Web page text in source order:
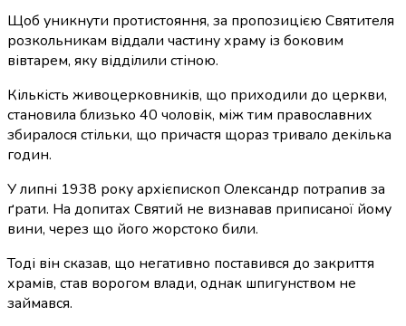
Щоб уникнути протистояння, за пропозицією Святителя
розкольникам віддали частину храму із боковим
вівтарем, яку відділили стіною.
Кількість живоцерковників, що приходили до церкви,
становила близько 40 чоловік, між тим православних
збиралося стільки, що причастя щораз тривало декілька
годин.
У липні 1938 року архієпископ Олександр потрапив за
ґрати. На допитах Святий не визнавав приписаної йому
вини, через що його жорстоко били.
Тоді він сказав, що негативно поставився до закриття
храмів, став ворогом влади, однак шпигунством не
займався.